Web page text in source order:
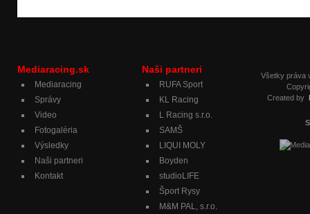
Mediaracing.sk
Mediaracing
Správy
Video
Fotogaléria
Výsledky
Naši partneri
Kontakt
Všetky práva
Created by
Naši partneri
RUFA Sport
KL Racing
L Racing s.r.o.
SAMŠ
LIQUI MOLY
Boyden
studioLIFE
Šport Rysy
M&M PAL, s.r.o.